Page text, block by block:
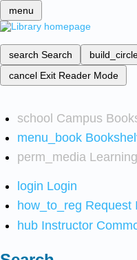
menu
search Search
cancel Exit Reader Mode
school Campus
menu_book
perm_media
login Login
how_to_reg Request
hub Instructor